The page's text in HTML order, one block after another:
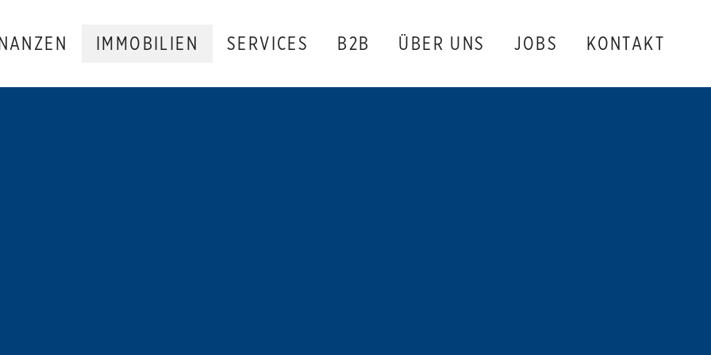
IMMOBILIEN SERVICES B2B ÜBER UNS JOBS KONTAKT